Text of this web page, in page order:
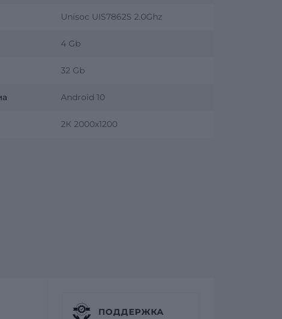
Unisoc UIS7862S 2.0Ghz
4 Gb
32 Gb
Android 10
2К 2000x1200
ПОДДЕРЖКА